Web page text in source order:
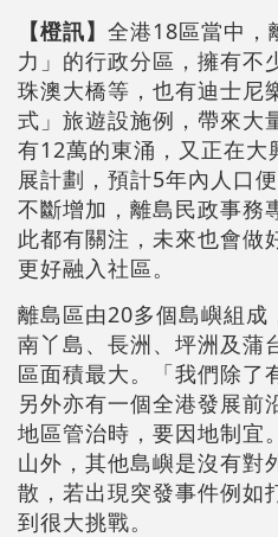
【橙訊】 全港18區當中，
力」的行政分區，擁有不
珠澳大橋等，也有迪士尼
式」旅遊設施例，帶來大
有12萬的東涌，又正在大
展計劃，預計5年內人口
不斷增加，離島民政事務
此都有關注，未來也會做
更好融入社區。
離島區由20多個島嶼組成
南丫島、長洲、坪洲及蒲
區面積最大。「我們除了
另外亦有一個全港發展前
地區管治時，要因地制宜
山外，其他島嶼是沒有對
散，若出現突發事件例如
到很大挑戰。